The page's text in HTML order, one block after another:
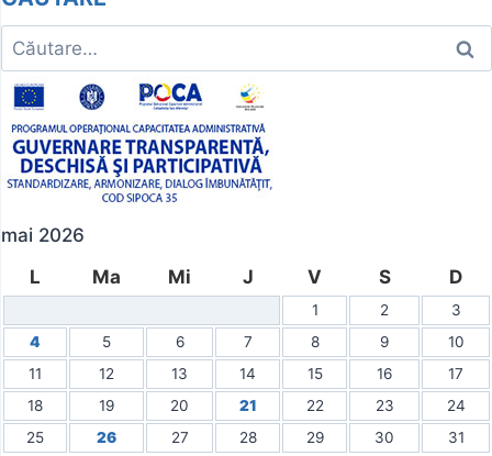
Caută
după:
mai 2026
L
Ma Mi J V S D
1 2
3
4
5 6 7 8 9
10
11
12 13 14 15 16
17
18
19 20 21 22 23
24
25
26 27 28 29 30 31